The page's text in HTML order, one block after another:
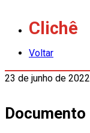
Clichê
Voltar
23 de junho de 2022
Documento